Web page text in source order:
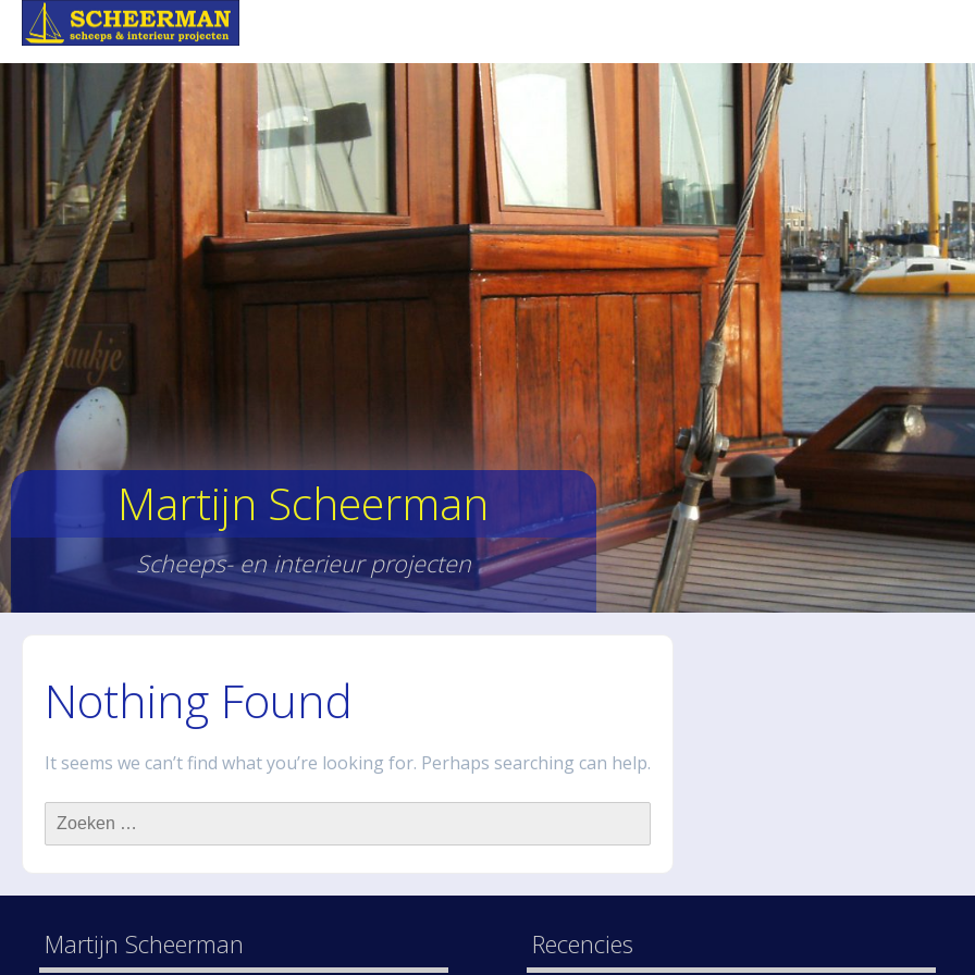
Martijn Scheerman
Scheeps- en interieur projecten
Nothing Found
It seems we can’t find what you’re looking for. Perhaps searching can help.
Zoeken
naar:
Martijn Scheerman Recencies